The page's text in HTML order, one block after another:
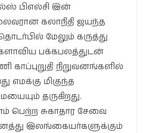
பிஎல்சி இன்
கலாநிதி ஜயந்த
மேலும் கருத்து
பக்கபலத்துடன்
நிறுவனங்களில்
எமக்கு மிகுந்த
தருகிறது.
சுகாதார சேவை
இலங்கையர்களுக்கும்